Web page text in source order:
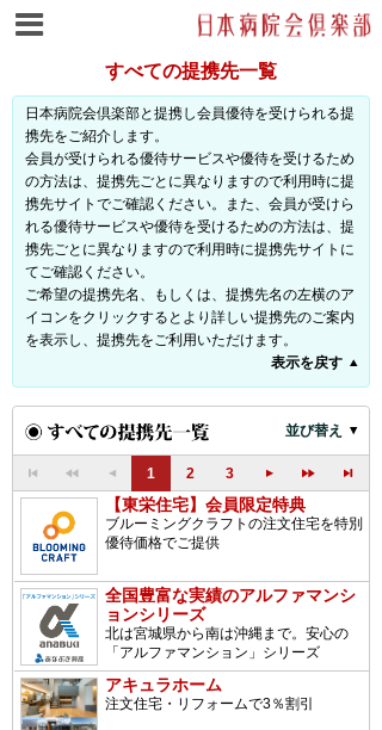
すべての提携先一覧
日本病院会倶楽部と提携し会員優待を受けられる提
携先をご紹介します。
会員が受けられる優待サービスや優待を受けるため
の方法は、提携先ごとに異なりますので利用時に提
携先サイトでご確認ください。また、会員が受けら
れる優待サービスや優待を受けるための方法は、提
携先ごとに異なりますので利用時に提携先サイトに
てご確認ください。
ご希望の提携先名、もしくは、提携先名の左横のア
イコンをクリックするとより詳しい提携先のご案内
を表示し、提携先をご利用いただけます。
表示を戻す
並び替え
1 2 3
【東栄住宅】会員限定特典
ブルーミングクラフトの注文住宅を特別
優待価格でご提供
全国豊富な実績のアルファマンシ
ョンシリーズ
北は宮城県から南は沖縄まで。安心の
「アルファマンション」シリーズ
アキュラホーム
注文住宅・リフォームで3％割引